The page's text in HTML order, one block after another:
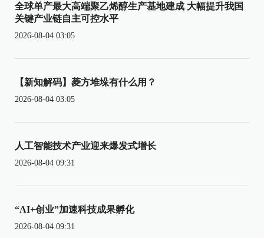
全球单产最大高端聚乙烯醇生产基地建成 大幅提升我国
关键产业链自主可控水平
2026-08-04 03:05
【新知解码】菱方堆垛有什么用？
2026-08-04 03:05
人工智能技术产业迎来爆发式增长
2026-08-04 09:31
“AI+创业”加速科技成果孵化
2026-08-04 09:31